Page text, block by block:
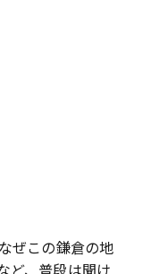
ぜこの鎌倉の地